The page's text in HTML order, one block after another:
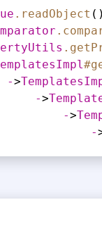
.readObject ()
->
->
->
-